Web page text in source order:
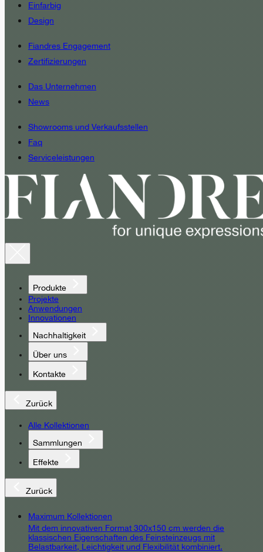
Einfarbig
Design
Fiandres Engagement
Zertifizierungen
Das Unternehmen
News
Showrooms und Verkaufsstellen
Faq
Serviceleistungen
Produkte
Projekte
Anwendungen
Innovationen
Nachhaltigkeit
Über uns
Kontakte
Zurück
Alle Kollektionen
Sammlungen
Effekte
Zurück
Maximum Kollektionen
Mit dem innovativen Format 300x150 cm werden die
klassischen Eigenschaften des Feinsteinzeugs mit
Belastbarkeit, Leichtigkeit und Flexibilität kombiniert.